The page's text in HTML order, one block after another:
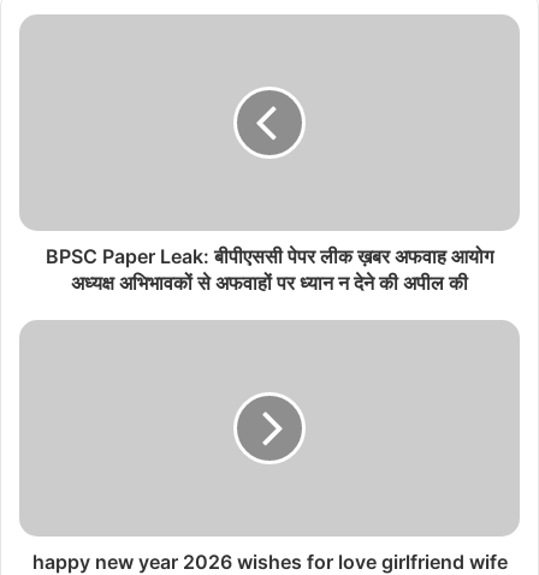
BPSC Paper Leak: बीपीएससी पेपर लीक ख़बर अफवाह आयोग
अध्यक्ष अभिभावकों से अफवाहों पर ध्यान न देने की अपील की
happy new year 2026 wishes for love girlfriend wife